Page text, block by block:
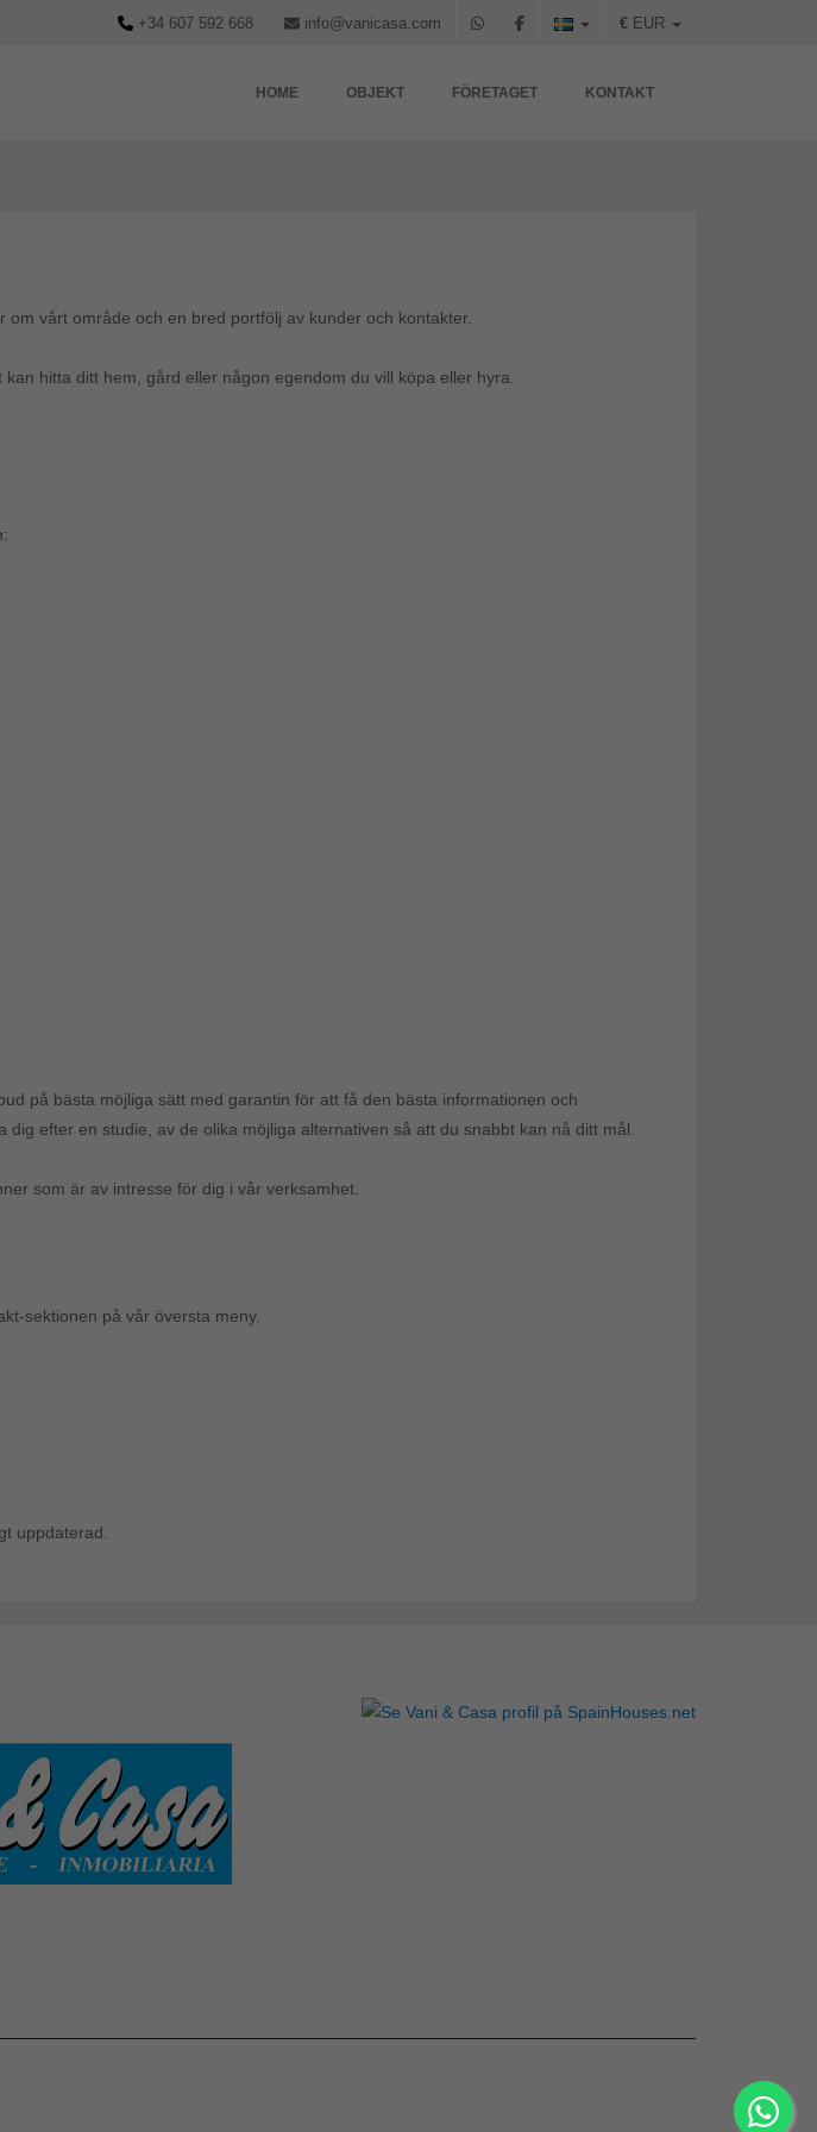
€ EUR
+34 607 592 668 info@vanicasa.com
HOME OBJEKT FÖRETAGET KONTAKT
vårt område och en bred portfölj av kunder och kontakter.
hitta ditt hem, gård eller någon egendom du vill köpa eller hyra.
på bästa möjliga sätt med garantin för att få den bästa informationen och
efter en studie, av de olika möjliga alternativen så att du snabbt kan nå ditt mål.
som är av intresse för dig i vår verksamhet.
sektionen på vår översta meny.
uppdaterad.